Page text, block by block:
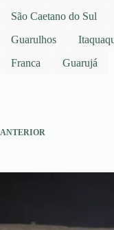
São Caetano do Sul
Guarulhos
Franca
Guarujá
ANTERIOR